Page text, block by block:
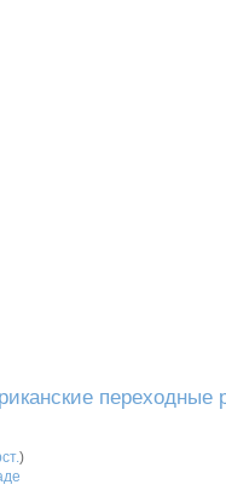
переходные
)